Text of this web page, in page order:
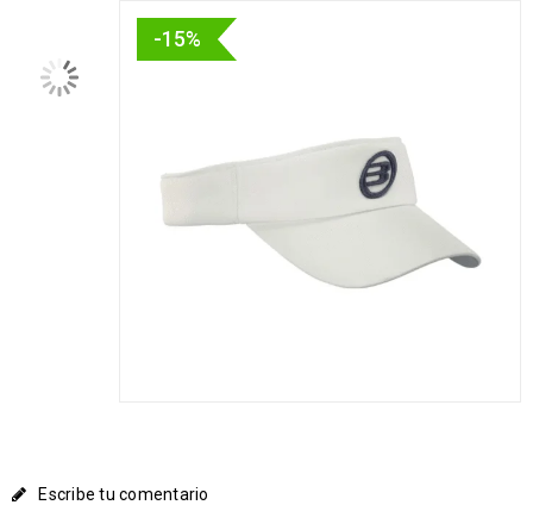
-15%
Escribe tu comentario